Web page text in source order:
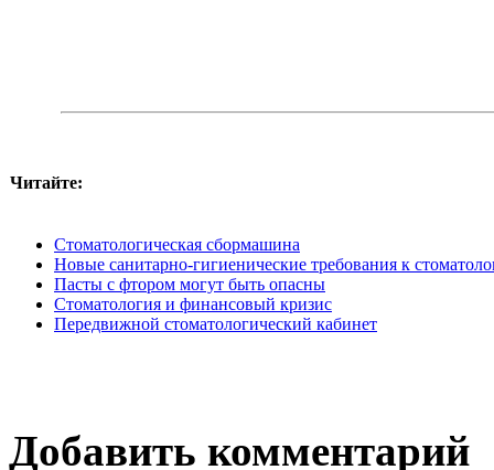
Читайте:
Стоматологическая сбормашина
Новые санитарно-гигиенические требования к
Пасты с фтором могут быть опасны
Стоматология и финансовый кризис
Передвижной стоматологический кабинет
Добавить комментарий